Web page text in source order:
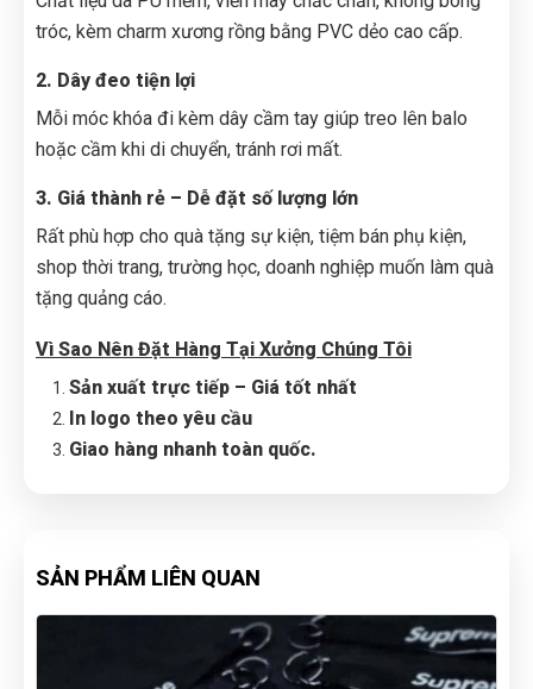
tróc, kèm charm xương rồng bằng PVC dẻo cao cấp.
2. Dây đeo tiện lợi
Mỗi móc khóa đi kèm dây cầm tay giúp treo lên balo
hoặc cầm khi di chuyển, tránh rơi mất.
3. Giá thành rẻ – Dễ đặt số lượng lớn
Rất phù hợp cho quà tặng sự kiện, tiệm bán phụ kiện,
shop thời trang, trường học, doanh nghiệp muốn làm quà
tặng quảng cáo.
Vì Sao Nên Đặt Hàng Tại Xưởng Chúng Tôi
Sản xuất trực tiếp – Giá tốt nhất
In logo theo yêu cầu
Giao hàng nhanh toàn quốc.
SẢN PHẨM LIÊN QUAN